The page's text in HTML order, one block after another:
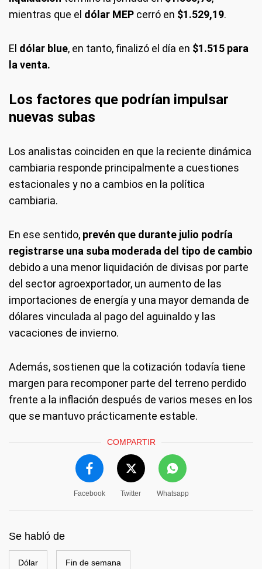
mientras que el dólar MEP cerró en $1.529,19.
El dólar blue, en tanto, finalizó el día en $1.515 para
la venta.
Los factores que podrían impulsar
nuevas subas
Los analistas coinciden en que la reciente dinámica
cambiaria responde principalmente a cuestiones
estacionales y no a cambios en la política
cambiaria.
En ese sentido, prevén que durante julio podría
registrarse una suba moderada del tipo de cambio
debido a una menor liquidación de divisas por parte
del sector agroexportador, un aumento de las
importaciones de energía y una mayor demanda de
dólares vinculada al pago del aguinaldo y las
vacaciones de invierno.
Además, sostienen que la cotización todavía tiene
margen para recomponer parte del terreno perdido
frente a la inflación después de varios meses en los
que se mantuvo prácticamente estable.
COMPARTIR
Facebook Twitter Whatsapp
Se habló de
Dólar Fin de semana